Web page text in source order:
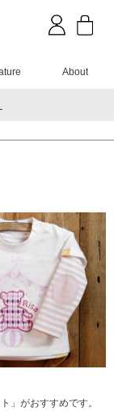
About
」がおすすめです。